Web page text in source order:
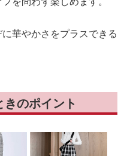
華やかさをプラスできる
のポイント